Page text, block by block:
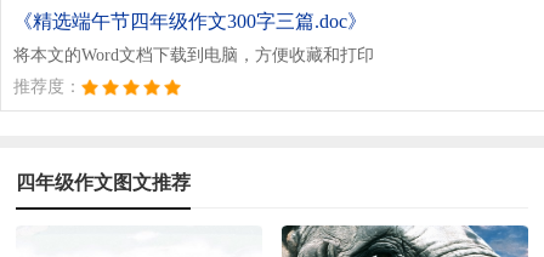
《精选端午节四年级作文300字三篇.doc》
将本文的Word文档下载到电脑，方便收藏和打印
推荐度：
四年级作文图文推荐